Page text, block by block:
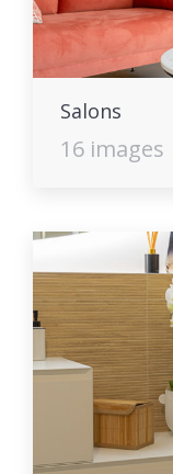
Salons
16 images